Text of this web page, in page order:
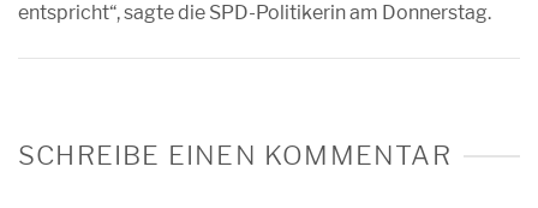
entspricht“, sagte die SPD-Politikerin am Donnerstag.
SCHREIBE EINEN KOMMENTAR